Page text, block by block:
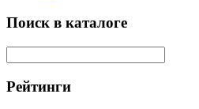
Поиск в каталоге
Рейтинги